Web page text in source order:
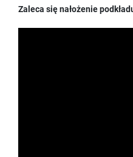
Zaleca się nałożenie